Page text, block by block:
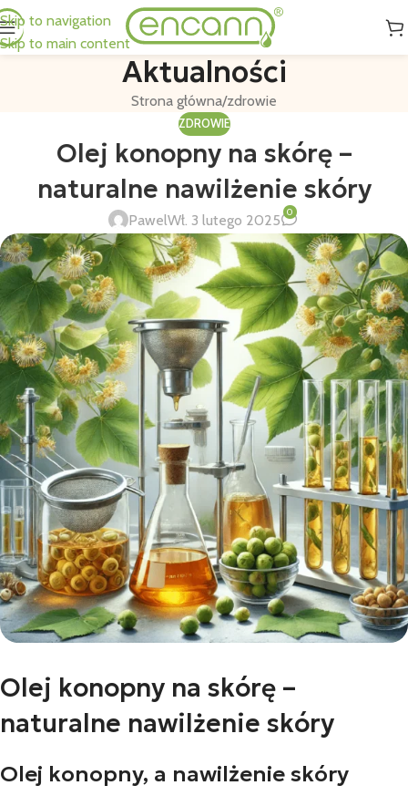
Skip to navigation
Skip to main content
Aktualności
Strona główna zdrowie
ZDROWIE
Olej konopny na skórę –
naturalne nawilżenie skóry
PawelWł. 3 lutego 2025 0
Olej konopny na skórę –
naturalne nawilżenie skóry
Olej konopny, a nawilżenie skóry